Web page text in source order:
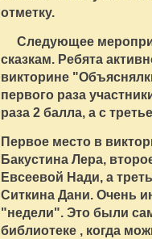
отметку.
Следующее
сказкам. Ребята
викторине
первого раза
раза 2 балла, а с
Первое место в
Бакустина Лера,
Евсеевой Нади, а
Ситкина Дани. Очень
"недели". Это были
библиотеке , когда